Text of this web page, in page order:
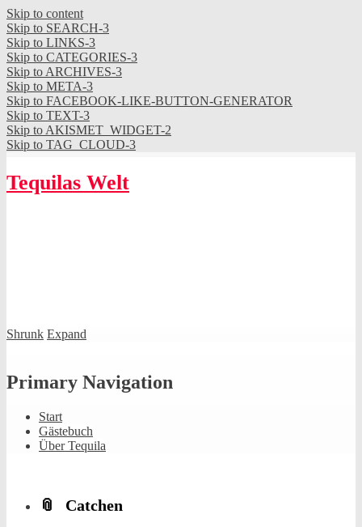
Skip to content
Skip to SEARCH-3
Skip to LINKS-3
Skip to CATEGORIES-3
Skip to ARCHIVES-3
Skip to META-3
Skip to FACEBOOK-LIKE-BUTTON-GENERATOR
Skip to TEXT-3
Skip to AKISMET_WIDGET-2
Skip to TAG_CLOUD-3
Tequilas Welt
Shrunk Expand
Primary Navigation
Start
Gästebuch
Über Tequila
Catchen